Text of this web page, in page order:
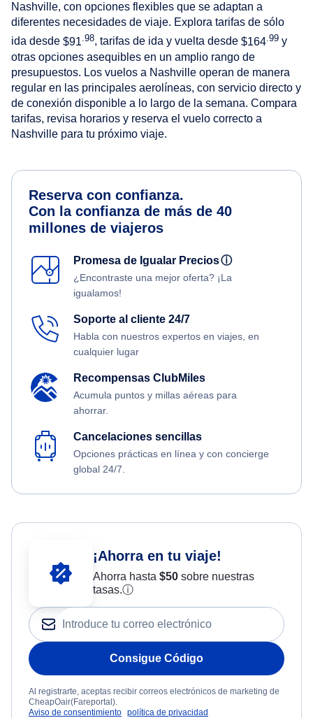
Nashville, con opciones flexibles que se adaptan a
diferentes necesidades de viaje. Explora tarifas de sólo
ida desde $91 .98, tarifas de ida y vuelta desde $164 .99 y
otras opciones asequibles en un amplio rango de
presupuestos. Los vuelos a Nashville operan de manera
regular en las principales aerolíneas, con servicio directo y
de conexión disponible a lo largo de la semana. Compara
tarifas, revisa horarios y reserva el vuelo correcto a
Nashville para tu próximo viaje.
Reserva con confianza.
Con la confianza de más de 40
millones de viajeros
Promesa de Igualar Preciosⓘ
¿Encontraste una mejor oferta? ¡La
igualamos!
Soporte al cliente 24/7
Habla con nuestros expertos en viajes, en
cualquier lugar
Recompensas ClubMiles
Acumula puntos y millas aéreas para
ahorrar.
Cancelaciones sencillas
Opciones prácticas en línea y con concierge
global 24/7.
¡Ahorra en tu viaje!
Ahorra hasta $50sobre nuestras
tasas.ⓘ
Consigue Código
Al registrarte, aceptas recibir correos electrónicos de marketing de
CheapOair(Fareportal).
Aviso de consentimiento política de privacidad